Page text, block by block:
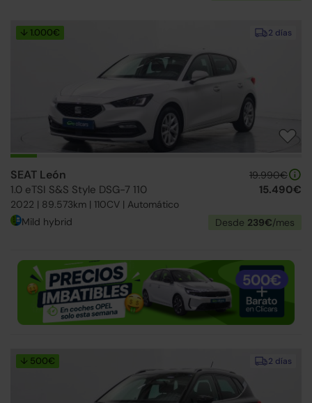
2 días
↓ 1.000€
SEAT León
1.0 eTSI S&S Style DSG-7 110
2022 | 89.573km | 110CV | Automático
19.990€
15.490€
Mild hybrid Desde 239€/mes
2 días
↓ 500€